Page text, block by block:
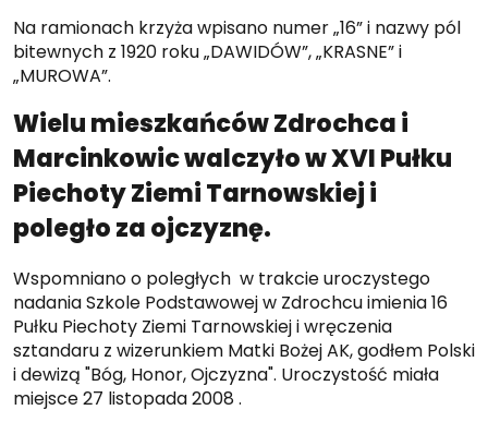
Na ramionach krzyża wpisano numer „16” i nazwy pól
bitewnych z 1920 roku „DAWIDÓW”, „KRASNE” i
„MUROWA”.
Wielu mieszkańców Zdrochca i
Marcinkowic walczyło w XVI Pułku
Piechoty Ziemi Tarnowskiej i
poległo za ojczyznę.
Wspomniano o poległych w trakcie uroczystego
nadania Szkole Podstawowej w Zdrochcu imienia 16
Pułku Piechoty Ziemi Tarnowskiej i wręczenia
sztandaru z wizerunkiem Matki Bożej AK, godłem Polski
i dewizą "Bóg, Honor, Ojczyzna". Uroczystość miała
miejsce 27 listopada 2008 .